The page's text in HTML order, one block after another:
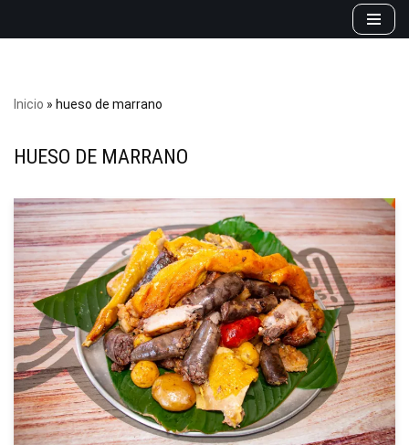
Inicio » hueso de marrano
HUESO DE MARRANO